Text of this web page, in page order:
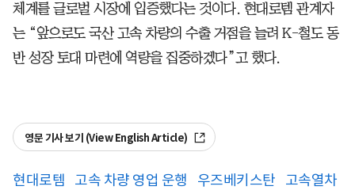
체계를 글로벌 시장에 입증했다는 것이다. 현대로템 관계자
는 “앞으로도 국산 고속 차량의 수출 거점을 늘려 K-철도 동
반 성장 토대 마련에 역량을 집중하겠다”고 했다.
영문 기사 보기 (View English Article)
현대로템 고속 차량 영업 운행 우즈베키스탄 고속열차